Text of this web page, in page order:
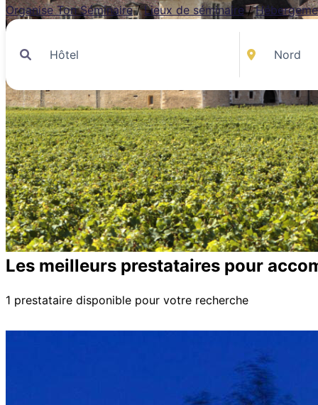
Organise Ton Séminaire / Lieux de séminaire /
Les meilleurs prestataires pour
1 prestataire disponible pour votre recherche